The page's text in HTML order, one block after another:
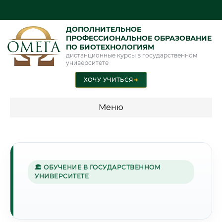
ДОПОЛНИТЕЛЬНОЕ
ПРОФЕССИОНАЛЬНОЕ ОБРАЗОВАНИЕ
ПО БИОТЕХНОЛОГИЯМ
дистанционные курсы в государственном
университете
ХОЧУ УЧИТЬСЯ➜
Меню
🏛 ОБУЧЕНИЕ В ГОСУДАРСТВЕННОМ
УНИВЕРСИТЕТЕ